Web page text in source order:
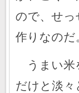
ので、せ
作りなのだ
うまい米
だけと淡